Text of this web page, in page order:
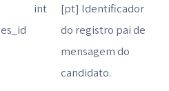
int
[pt] Identificador
do registro pai de
mensagem do
candidato.